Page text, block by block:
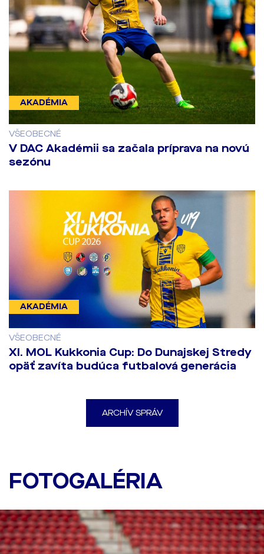
AKADÉMIA
VŠEOBECNÉ
V DAC Akadémii sa začala príprava na novú
sezónu
AKADÉMIA
VŠEOBECNÉ
XI. MOL Kukkonia Cup: Do Dunajskej Stredy
opäť zavíta budúca futbalová generácia
ARCHÍV SPRÁV
FOTOGALÉRIA
zápasom proti Twente